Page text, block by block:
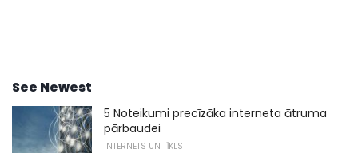
See Newest
5 Noteikumi precīzāka interneta ātruma
pārbaudei
INTERNETS UN TĪKLS